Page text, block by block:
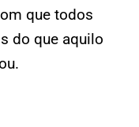
que todos
do que aquilo